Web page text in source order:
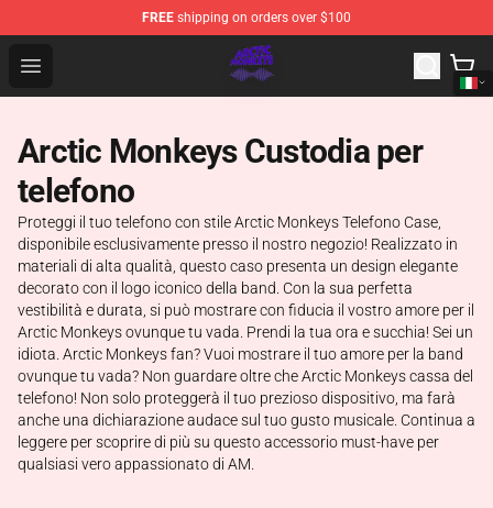
FREE shipping on orders over $100
Open menu
Arctic Monkeys Shop - Official Arctic Monkeys
Arctic Monkeys Custodia per
telefono
Proteggi il tuo telefono con stile Arctic Monkeys Telefono Case,
disponibile esclusivamente presso il nostro negozio! Realizzato in
materiali di alta qualità, questo caso presenta un design elegante
decorato con il logo iconico della band. Con la sua perfetta
vestibilità e durata, si può mostrare con fiducia il vostro amore per il
Arctic Monkeys ovunque tu vada. Prendi la tua ora e succhia! Sei un
idiota. Arctic Monkeys fan? Vuoi mostrare il tuo amore per la band
ovunque tu vada? Non guardare oltre che Arctic Monkeys cassa del
telefono! Non solo proteggerà il tuo prezioso dispositivo, ma farà
anche una dichiarazione audace sul tuo gusto musicale. Continua a
leggere per scoprire di più su questo accessorio must-have per
qualsiasi vero appassionato di AM.